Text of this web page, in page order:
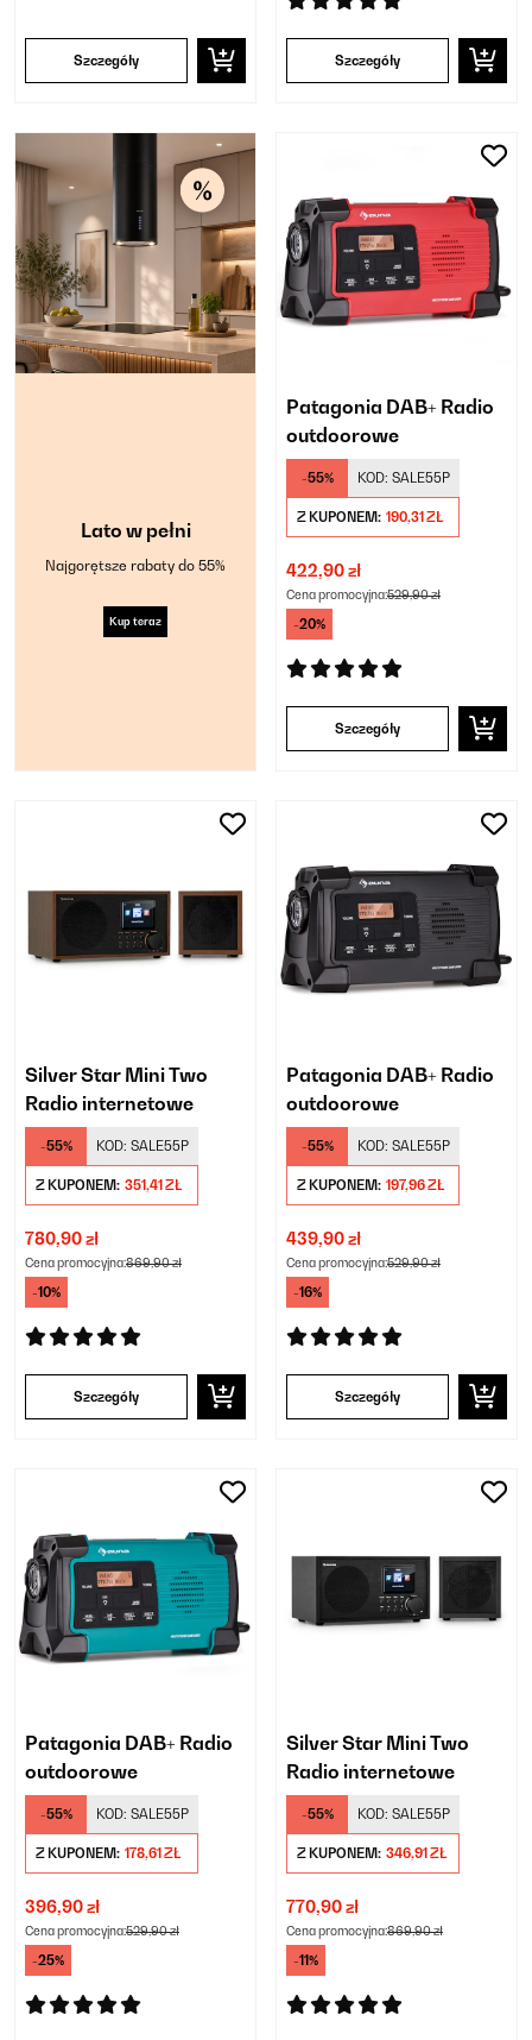
Szczegóły Szczegóły
Lato w pełni
Najgorętsze rabaty do 55%
Kup teraz
Patagonia DAB+ Radio
outdoorowe
-55% KOD: SALE55P
Z KUPONEM: 190,31 ZŁ
422,90 zł
Cena promocyjna:529,90 zł
-20%
Szczegóły
Silver Star Mini Two
Radio internetowe
-55% KOD: SALE55P
Z KUPONEM: 351,41 ZŁ
780,90 zł
Cena promocyjna:869,90 zł
-10%
Szczegóły
Patagonia DAB+ Radio
outdoorowe
-55% KOD: SALE55P
Z KUPONEM: 197,96 ZŁ
439,90 zł
Cena promocyjna:529,90 zł
-16%
Szczegóły
Patagonia DAB+ Radio
outdoorowe
-55% KOD: SALE55P
Z KUPONEM: 178,61 ZŁ
396,90 zł
Cena promocyjna:529,90 zł
-25%
Silver Star Mini Two
Radio internetowe
-55% KOD: SALE55P
Z KUPONEM: 346,91 ZŁ
770,90 zł
Cena promocyjna:869,90 zł
-11%